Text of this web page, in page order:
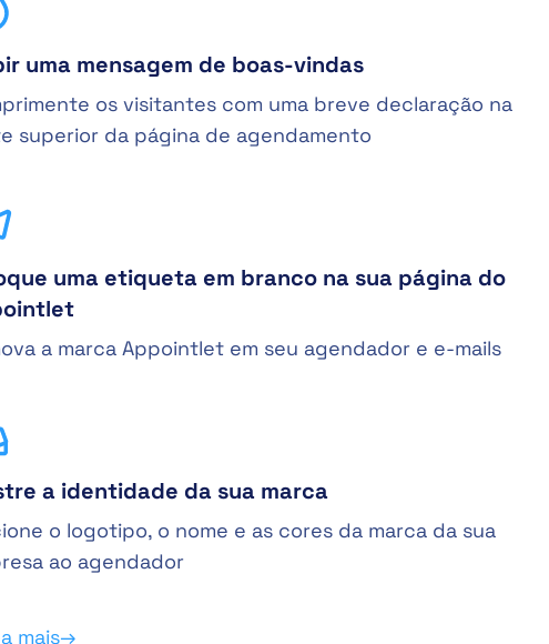
uma mensagem de boas-vindas
os visitantes com uma breve declaração na
superior da página de agendamento
uma etiqueta em branco na sua página do
a marca Appointlet em seu agendador e e-mails
a identidade da sua marca
o logotipo, o nome e as cores da marca da sua
ao agendador
mais→